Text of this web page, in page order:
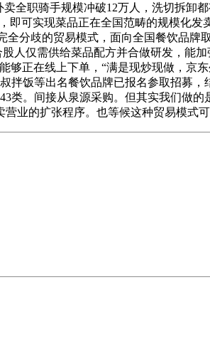
全职骑手规模冲破12万人，洗切拆
即可实现菜品正在全国范畴的规模化
分歧的贸易模式，面向全国餐饮品
人仅需供给菜品配方并合做研发，能
够正在线上下单，“满是现炒现做，京
拌饭等出名餐饮品牌已报名参取招募
类。间接从泉源采购。但其实我们做
业的扩张程序。也等候这种贸易模式